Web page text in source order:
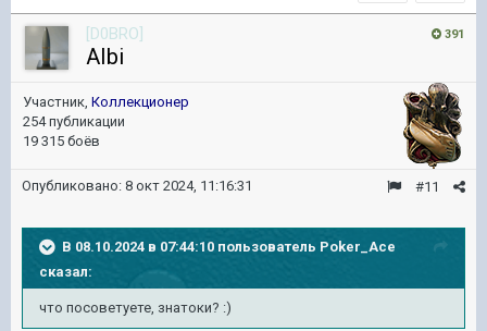
391
[D0BRO]
AIbi
Участник, Коллекционер
254 публикации
19 315 боёв
#11
Опубликовано: 8 окт 2024, 11:16:31
В 08.10.2024 в 07:44:10 пользователь Poker_Ace
сказал:
что посоветуете, знатоки? :)